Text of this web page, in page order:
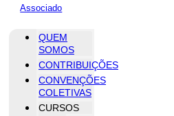
Associado
QUEM
SOMOS
CONTRIBUIÇÕES
CONVENÇÕES
COLETIVAS
CURSOS